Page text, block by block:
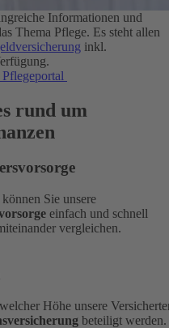
Informationen und
Thema Pflege. Es steht allen
inkl.
rund um
Sie unsere
einfach und schnell
vergleichen.
Höhe unsere
beteiligt werden.